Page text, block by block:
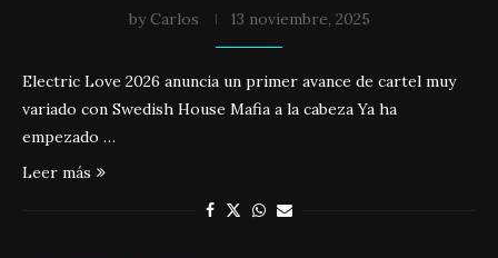
by Carlos 13 noviembre, 2025
Electric Love 2026 anuncia un primer avance de cartel muy
variado con Swedish House Mafia a la cabeza Ya ha
empezado …
Leer más